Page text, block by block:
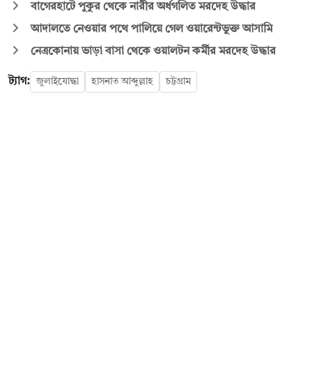
বাগেরহাটে পুকুর থেকে নারীর অর্ধগলিত মরদেহ উদ্ধার
আদালতে নেওয়ার পথে পালিয়ে গেল ওয়ারেন্টভুক্ত আসামি
নেত্রকোনায় ভাড়া বাসা থেকে ওয়ালটন কর্মীর মরদেহ উদ্ধার
ট্যাগ: জুলাইযোদ্ধা হাসনাত আব্দুল্লাহ চট্টগ্রাম